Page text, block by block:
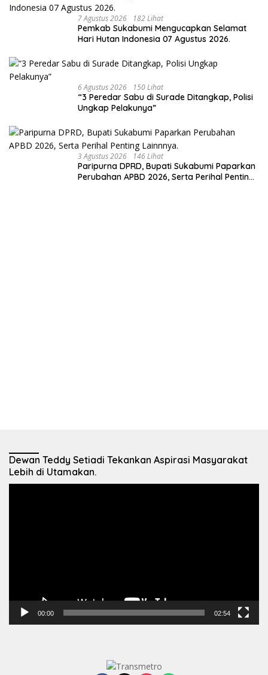
7 Agustus 2026 182 Lihat
Pemkab Sukabumi Mengucapkan Selamat
Hari Hutan Indonesia 07 Agustus 2026.
6 Agustus 2026 150 Lihat
“3 Peredar Sabu di Surade Ditangkap, Polisi
Ungkap Pelakunya”
3 Agustus 2026 146 Lihat
Paripurna DPRD, Bupati Sukabumi Paparkan
Perubahan APBD 2026, Serta Perihal Penting
Dewan Teddy Setiadi Tekankan Aspirasi Masyarakat
Lebih di Utamakan.
00:00 02:54